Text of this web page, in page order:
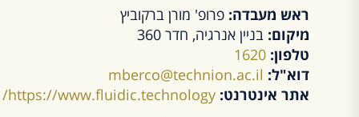
ראש מעבדה: פרופ' מורן ברקוביץ
מיקום: בניין אנרגיה, חדר 360
טלפון: 1620
דוא"ל: mberco@technion.ac.il
אתר אינטרנט: https://www.fluidic.technology/